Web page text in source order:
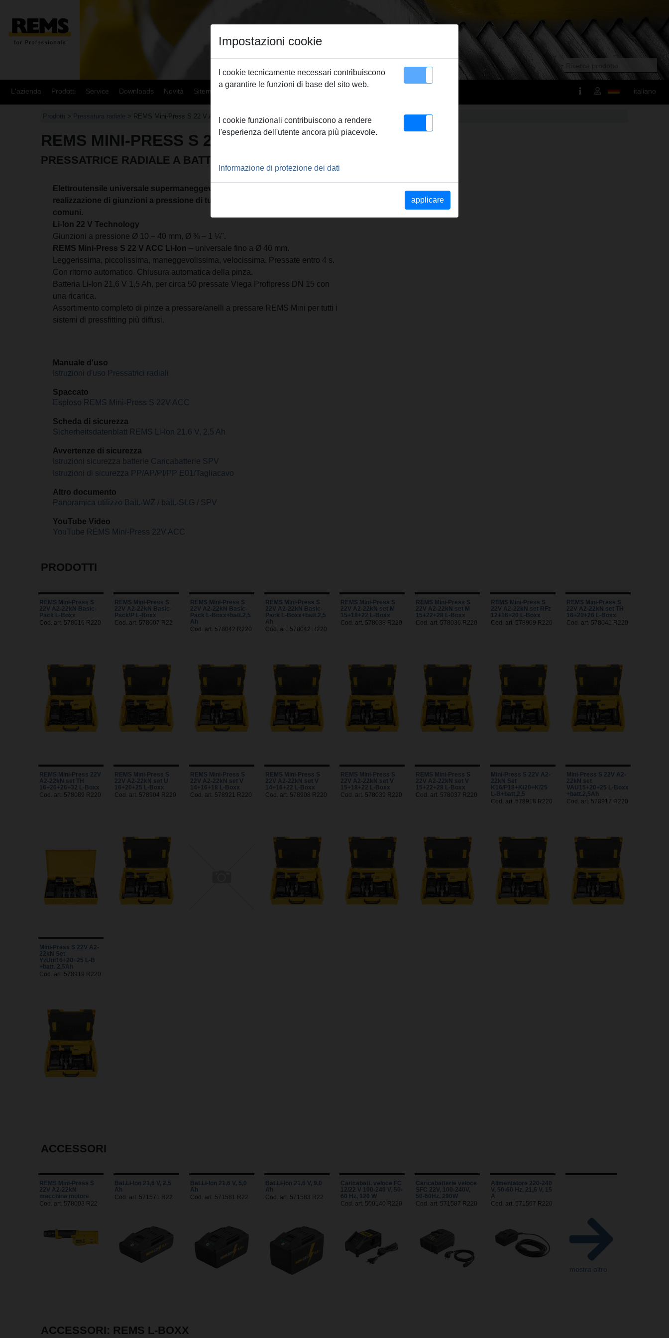
L'azienda Prodotti Service Downloads Novità Sitemap italiano
Prodotti > Pressatura radiale > REMS Mini-Press S 22 V ACC
REMS MINI-PRESS S 22 V ACC
PRESSATRICE RADIALE A BATTERIA 22KN CON RITORNO AUTOMATICO
Elettroutensile universale supermaneggevole con ritorno automatico per la
realizzazione di giunzioni a pressione di tutti i sistemi pressfitting più
comuni.
Li-Ion 22 V Technology
Giunzioni a pressione Ø 10 – 40 mm, Ø ⅜ – 1 ¼".
REMS Mini-Press S 22 V ACC Li-Ion – universale fino a Ø 40 mm.
Leggerissima, piccolissima, maneggevolissima, velocissima. Pressate entro 4 s.
Con ritorno automatico. Chiusura automatica della pinza.
Batteria Li-Ion 21,6 V 1,5 Ah, per circa 50 pressate Viega Profipress DN 15 con
una ricarica.
Assortimento completo di pinze a pressare/anelli a pressare REMS Mini per tutti i
sistemi di pressfitting più diffusi.
Manuale d'uso
Istruzioni d'uso Pressatrici radiali
Spaccato
Esploso REMS Mini-Press S 22V ACC
Scheda di sicurezza
Sicherheitsdatenblatt REMS Li-Ion 21,6 V, 2,5 Ah
Avvertenze di sicurezza
Istruzioni sicurezza batterie Caricabatterie SPV
Istruzioni di sicurezza PP/AP/PI/PP E01/Tagliacavo
Altro documento
Panoramica utilizzo Batt.-WZ / batt.-SLG / SPV
YouTube Video
YouTube REMS Mini-Press 22V ACC
PRODOTTI
REMS Mini-Press S
22V A2-22kN Basic-
Pack L-Boxx
Cod. art. 578016 R220
REMS Mini-Press S
22V A2-22kN Basic-
Pack\P L-Boxx
Cod. art. 578007 R22
REMS Mini-Press S
22V A2-22kN Basic-
Pack L-Boxx+batt.2,5
Ah
Cod. art. 578042 R220
REMS Mini-Press S
22V A2-22kN Basic-
Pack L-Boxx+batt.2,5
Ah
Cod. art. 578042 R220
REMS Mini-Press S
22V A2-22kN set M
15+18+22 L-Boxx
Cod. art. 578038 R220
REMS Mini-Press S
22V A2-22kN set M
15+22+28 L-Boxx
Cod. art. 578036 R220
REMS Mini-Press S
22V A2-22kN set RFz
12+16+20 L-Boxx
Cod. art. 578909 R220
REMS Mini-Press S
22V A2-22kN set TH
16+20+26 L-Boxx
Cod. art. 578041 R220
REMS Mini-Press 22V
A2-22kN set TH
16+20+26+32 L-Boxx
Cod. art. 578089 R220
REMS Mini-Press S
22V A2-22kN set U
16+20+25 L-Boxx
Cod. art. 578904 R220
REMS Mini-Press S
22V A2-22kN set V
14+16+18 L-Boxx
Cod. art. 578921 R220
REMS Mini-Press S
22V A2-22kN set V
14+16+22 L-Boxx
Cod. art. 578908 R220
REMS Mini-Press S
22V A2-22kN set V
15+18+22 L-Boxx
Cod. art. 578039 R220
REMS Mini-Press S
22V A2-22kN set V
15+22+28 L-Boxx
Cod. art. 578037 R220
Mini-Press S 22V A2-
22kN Set
K16/P18+K/20+K/25
L-B+batt.2,5
Cod. art. 578918 R220
Mini-Press S 22V A2-
22kN set
VAU15+20+25 L-Boxx
+batt.2,5Ah
Cod. art. 578917 R220
Mini-Press S 22V A2-
22kN Set
YzUni16+20+25 L-B
+batt. 2,5Ah
Cod. art. 578919 R220
ACCESSORI
REMS Mini-Press S
22V A2-22kN
macchina motore
Cod. art. 578003 R22
Bat.Li-Ion 21,6 V, 2,5
Ah
Cod. art. 571571 R22
Bat.Li-Ion 21,6 V, 5,0
Ah
Cod. art. 571581 R22
Bat.Li-Ion 21,6 V, 9,0
Ah
Cod. art. 571583 R22
Caricabatt. veloce FC
12/22 V 100-240 V, 50-
60 Hz, 120 W
Cod. art. 500140 R220
Caricabatterie veloce
SFC 22V, 100-240V,
50-60Hz, 290W
Cod. art. 571587 R220
Alimentatore 220-240
V, 50-60 Hz, 21,6 V, 15
A
Cod. art. 571567 R220
mostra altro
ACCESSORI: REMS L-BOXX
Impostazioni cookie
I cookie tecnicamente necessari contribuiscono
a garantire le funzioni di base del sito web.
I cookie funzionali contribuiscono a rendere
l'esperienza dell'utente ancora più piacevole.
Informazione di protezione dei dati
applicare